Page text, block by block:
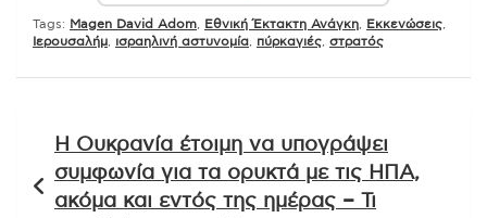
Tags: Magen David Adom Εθνική Έκτακτη Ανάγκη Εκκενώσεις
Ιερουσαλήμ
ισραηλινή αστυνομία πύρκαγιές στρατός
άρθρων
Η Ουκρανία έτοιμη να υπογράψει
συμφωνία για τα ορυκτά με τις ΗΠΑ,
ακόμα και εντός της ημέρας – Τι